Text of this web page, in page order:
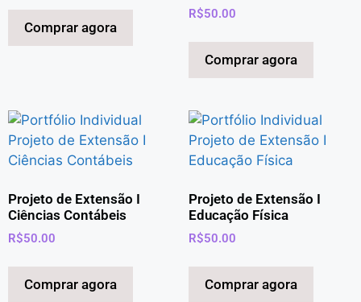
Comprar agora
R$50.00
Comprar agora
Projeto de Extensão I
Ciências Contábeis
R$50.00
Comprar agora
Projeto de Extensão I
Educação Física
R$50.00
Comprar agora